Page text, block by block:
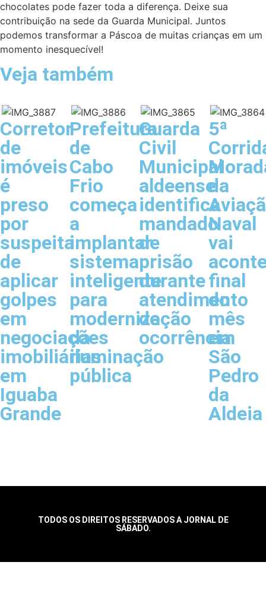
chocolates pode fazer toda a diferença. Deixe sua
contribuição na sede da Guarda Municipal. Juntos
podemos transformar a Páscoa de muitas crianças em um
momento inesquecível!
Veja também
Corretor
de
imóveis
é
preso
por
suspeita
de
aplicar
golpes
em
negociações
imobiliárias
em
Iguaba
Grande
Prefeitura
de
Cabo
Frio
começa
a
implantar
sistema
inteligente
para
modernização
da
iluminação
pública
Guarda
Civil
Municipal
aldeense
identifica
mandado
de
prisão
durante
atendimento
de
ocorrência
5ª
da
Naval
vai
final
do
mês
em
São
Pedro
da
Aldeia
TODOS OS DIREITOS RESERVADOS A JORNAL DE
SÁBADO.